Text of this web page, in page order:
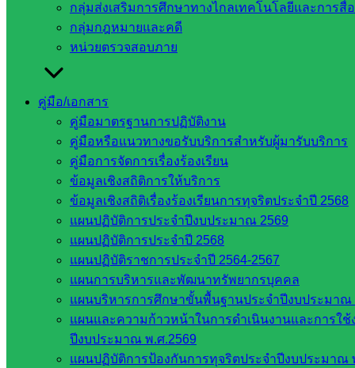
กลุ่มส่งเสริมการศึกษาทางไกลเทคโนโลยีและการสื่
กลุ่มกฎหมายและคดี
หน่วยตรวจสอบภาย
คู่มือ/เอกสาร
คู่มือมาตรฐานการปฏิบัติงาน
คู่มือหรือแนวทางขอรับบริการสำหรับผู้มารับบริการ
คู่มือการจัดการเรื่องร้องเรียน
ข้อมูลเชิงสถิติการให้บริการ
ข้อมูลเชิงสถิติเรื่องร้องเรียนการทุจริตประจำปี 2568
แผนปฏิบัติการประจำปีงบประมาณ 2569
แผนปฏิบัติการประจำปี 2568
แผนปฏิบัติราชการประจำปี 2564-2567
แผนการบริหารและพัฒนาทรัพยากรบุคคล
แผนบริหารการศึกษาขั้นพื้นฐานประจำปีงบประมาณ
แผนและความก้าวหน้าในการดำเนินงานและการใ
ปีงบประมาณ พ.ศ.2569
แผนปฏิบัติการป้องกันการทุจริตประจำปีงบประมาณ
ที่เกี่ยวข้อง
ศึกษาธิการ
กระทรวง
การ
อุดมศึกษา
สำนักงาน
เลขาธิการ
สภาการ
ศึกษา
สำนักงาน
คณะ
กรรมการ
การ
อาชีวศึกษา
สำนักงาน
คณะ